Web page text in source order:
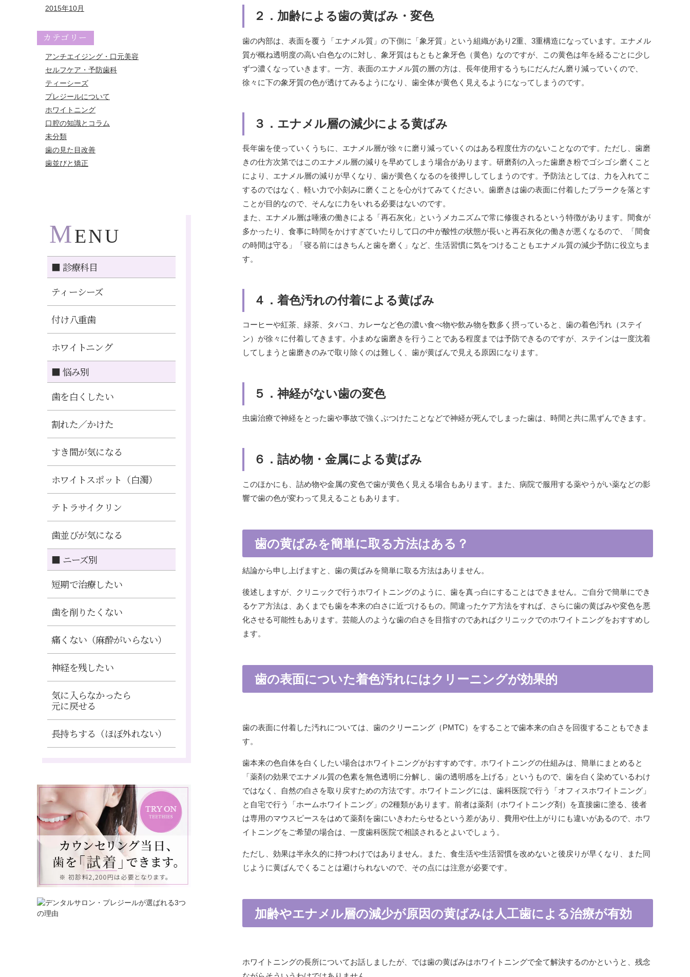
2015年10月
カテゴリー
アンチエイジング・口元美容
セルフケア・予防歯科
ティーシーズ
プレジールについて
ホワイトニング
口腔の知識とコラム
未分類
歯の見た目改善
歯並びと矯正
MENU
■ 診療科目
ティーシーズ
付け八重歯
ホワイトニング
■ 悩み別
歯を白くしたい
割れた／かけた
すき間が気になる
ホワイトスポット（白濁）
テトラサイクリン
歯並びが気になる
■ ニーズ別
短期で治療したい
歯を削りたくない
痛くない（麻酔がいらない）
神経を残したい
気に入らなかったら
元に戻せる
長持ちする（ほぼ外れない）
２．加齢による歯の黄ばみ・変色
歯の内部は、表面を覆う「エナメル質」の下側に「象牙質」という組織があり2重、3重構造になっています。エナメル
質が概ね透明度の高い白色なのに対し、象牙質はもともと象牙色（黄色）なのですが、この黄色は年を経るごとに少し
ずつ濃くなっていきます。一方、表面のエナメル質の層の方は、長年使用するうちにだんだん磨り減っていくので、
徐々に下の象牙質の色が透けてみるようになり、歯全体が黄色く見えるようになってしまうのです。
３．エナメル層の減少による黄ばみ
長年歯を使っていくうちに、エナメル層が徐々に磨り減っていくのはある程度仕方のないことなのです。ただし、歯磨
きの仕方次第ではこのエナメル層の減りを早めてしまう場合があります。研磨剤の入った歯磨き粉でゴシゴシ磨くこと
により、エナメル層の減りが早くなり、歯が黄色くなるのを後押ししてしまうのです。予防法としては、力を入れてこ
するのではなく、軽い力で小刻みに磨くことを心がけてみてください。歯磨きは歯の表面に付着したプラークを落とす
ことが目的なので、そんなに力をいれる必要はないのです。
また、エナメル層は唾液の働きによる「再石灰化」というメカニズムで常に修復されるという特徴があります。間食が
多かったり、食事に時間をかけすぎていたりして口の中が酸性の状態が長いと再石灰化の働きが悪くなるので、「間食
の時間は守る」「寝る前にはきちんと歯を磨く」など、生活習慣に気をつけることもエナメル質の減少予防に役立ちま
す。
４．着色汚れの付着による黄ばみ
コーヒーや紅茶、緑茶、タバコ、カレーなど色の濃い食べ物や飲み物を数多く摂っていると、歯の着色汚れ（ステイ
ン）が徐々に付着してきます。小まめな歯磨きを行うことである程度までは予防できるのですが、ステインは一度沈着
してしまうと歯磨きのみで取り除くのは難しく、歯が黄ばんで見える原因になります。
５．神経がない歯の変色
虫歯治療で神経をとった歯や事故で強くぶつけたことなどで神経が死んでしまった歯は、時間と共に黒ずんできます。
６．詰め物・金属による黄ばみ
このほかにも、詰め物や金属の変色で歯が黄色く見える場合もあります。また、病院で服用する薬やうがい薬などの影
響で歯の色が変わって見えることもあります。
歯の黄ばみを簡単に取る方法はある？
結論から申し上げますと、歯の黄ばみを簡単に取る方法はありません。
後述しますが、クリニックで行うホワイトニングのように、歯を真っ白にすることはできません。ご自分で簡単にでき
るケア方法は、あくまでも歯を本来の白さに近づけるもの。間違ったケア方法をすれば、さらに歯の黄ばみや変色を悪
化させる可能性もあります。芸能人のような歯の白さを目指すのであればクリニックでのホワイトニングをおすすめし
ます。
歯の表面についた着色汚れにはクリーニングが効果的
歯の表面に付着した汚れについては、歯のクリーニング（PMTC）をすることで歯本来の白さを回復することもできま
す。
歯本来の色自体を白くしたい場合はホワイトニングがおすすめです。ホワイトニングの仕組みは、簡単にまとめると
「薬剤の効果でエナメル質の色素を無色透明に分解し、歯の透明感を上げる」というもので、歯を白く染めているわけ
ではなく、自然の白さを取り戻すための方法です。ホワイトニングには、歯科医院で行う「オフィスホワイトニング」
と自宅で行う「ホームホワイトニング」の2種類があります。前者は薬剤（ホワイトニング剤）を直接歯に塗る、後者
は専用のマウスピースをはめて薬剤を歯にいきわたらせるという差があり、費用や仕上がりにも違いがあるので、ホワ
イトニングをご希望の場合は、一度歯科医院で相談されるとよいでしょう。
ただし、効果は半永久的に持つわけではありません。また、食生活や生活習慣を改めないと後戻りが早くなり、また同
じように黄ばんでくることは避けられないので、その点には注意が必要です。
加齢やエナメル層の減少が原因の黄ばみは人工歯による治療が有効
ホワイトニングの長所についてお話しましたが、では歯の黄ばみはホワイトニングで全て解決するのかというと、残念